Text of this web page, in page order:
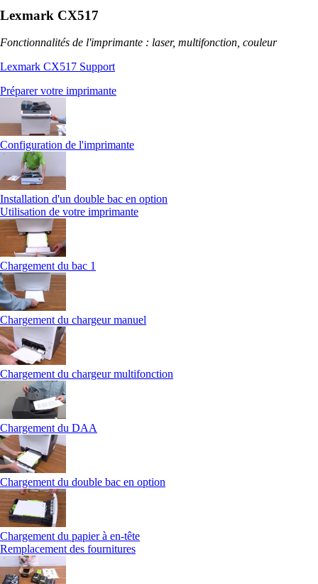
Lexmark CX517
Fonctionnalités de l'imprimante : laser, multifonction, couleur
Lexmark CX517 Support
Préparer votre imprimante
Configuration de l'imprimante
Installation d'un double bac en option
Utilisation de votre imprimante
Chargement du bac 1
Chargement du chargeur manuel
Chargement du chargeur multifonction
Chargement du DAA
Chargement du double bac en option
Chargement du papier à en-tête
Remplacement des fournitures